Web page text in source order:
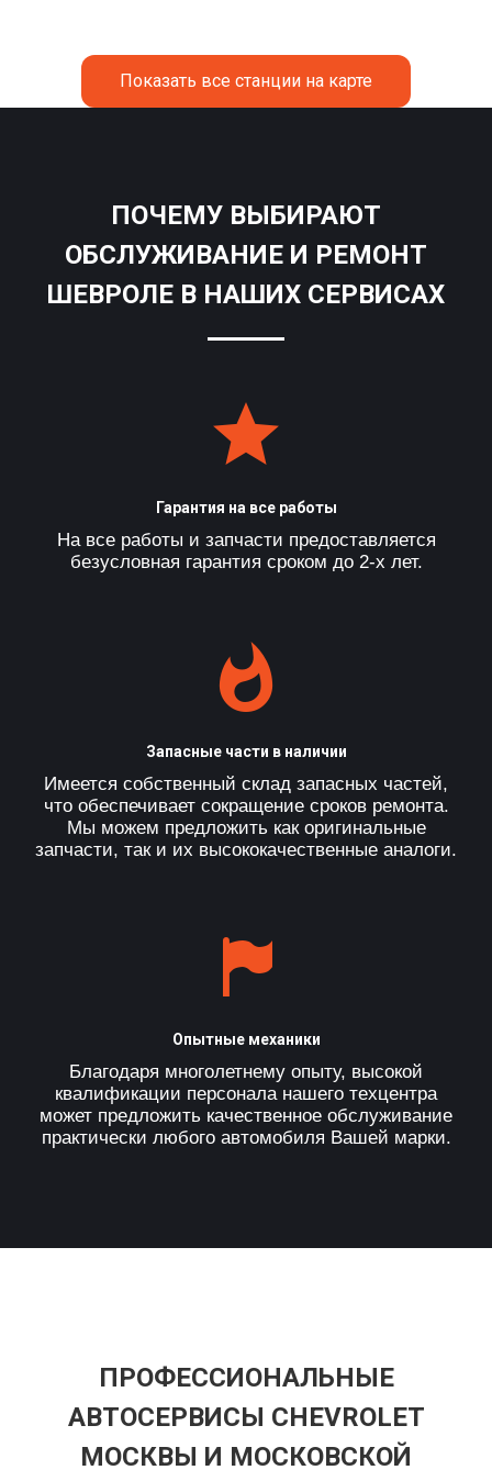
Показать все станции на карте
ПОЧЕМУ ВЫБИРАЮТ
ОБСЛУЖИВАНИЕ И РЕМОНТ
ШЕВРОЛЕ В НАШИХ СЕРВИСАХ
Гарантия на все работы
На все работы и запчасти предоставляется
безусловная гарантия сроком до 2-х лет.
Запасные части в наличии
Имеется собственный склад запасных частей,
что обеспечивает сокращение сроков ремонта.
Мы можем предложить как оригинальные
запчасти, так и их высококачественные аналоги.
Опытные механики
Благодаря многолетнему опыту, высокой
квалификации персонала нашего техцентра
может предложить качественное обслуживание
практически любого автомобиля Вашей марки.
ПРОФЕССИОНАЛЬНЫЕ
АВТОСЕРВИСЫ CHEVROLET
МОСКВЫ И МОСКОВСКОЙ